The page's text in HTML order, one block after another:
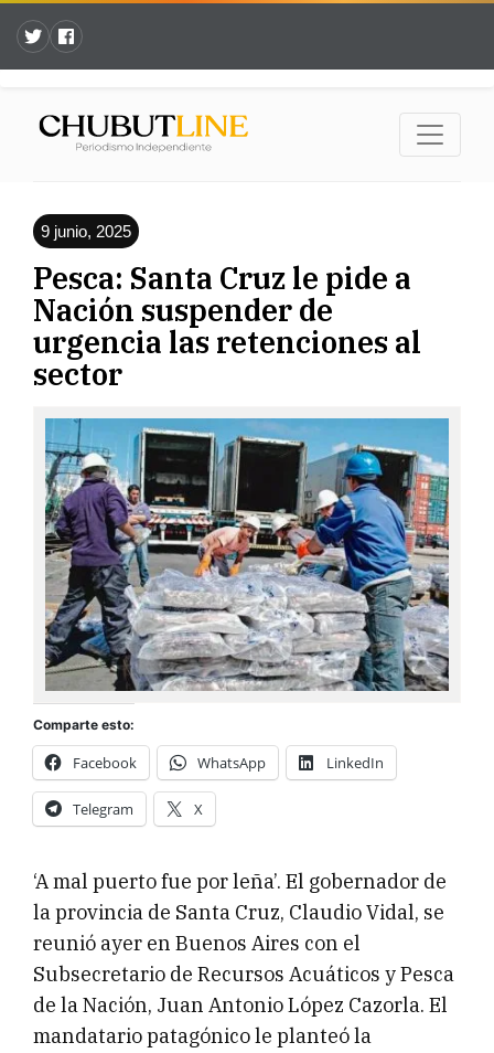
9 junio, 2025
Pesca: Santa Cruz le pide a
Nación suspender de
urgencia las retenciones al
sector
Comparte esto:
Facebook WhatsApp LinkedIn
Telegram X
‘A mal puerto fue por leña’. El gobernador de
la provincia de Santa Cruz, Claudio Vidal, se
reunió ayer en Buenos Aires con el
Subsecretario de Recursos Acuáticos y Pesca
de la Nación, Juan Antonio López Cazorla. El
mandatario patagónico le planteó la